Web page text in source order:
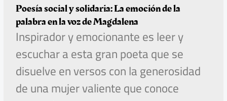
Poesía social y solidaria: La emoción de la
palabra en la voz de Magdalena
Inspirador y emocionante es leer y
escuchar a esta gran poeta que se
disuelve en versos con la generosidad
de una mujer valiente que conoce